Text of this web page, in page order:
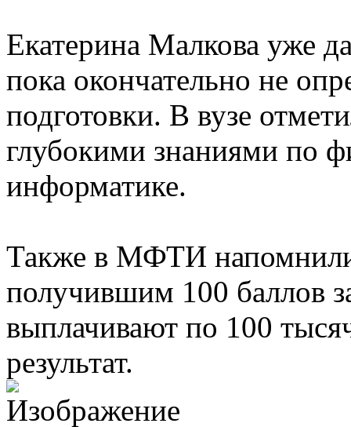
Екатерина Малкова уже
пока окончательно не
подготовки. В вузе
глубокими знаниями по
информатике.
Также в МФТИ
получившим 100 баллов
выплачивают по 100
результат.